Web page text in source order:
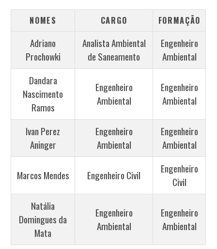
NOMES CARGO FORMAÇÃO
Adriano
Prochowki
Analista Ambiental
de Saneamento
Engenheiro
Ambiental
Dandara
Nascimento
Ramos
Engenheiro
Ambiental
Engenheiro
Ambiental
Ivan Perez
Aninger
Engenheiro
Ambiental
Engenheiro
Ambiental
Marcos Mendes Engenheiro Civil
Engenheiro
Civil
Natália
Domingues da
Mata
Engenheiro
Ambiental
Engenheiro
Ambiental